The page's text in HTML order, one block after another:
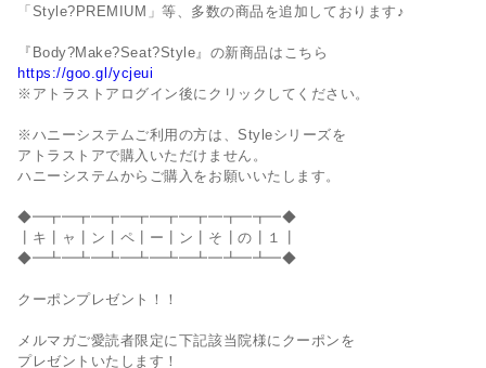
「Style?PREMIUM」等、多数の商品を追加しております♪
『Body?Make?Seat?Style』の新商品はこちら
https://goo.gl/ycjeui
※アトラストアログイン後にクリックしてください。
※ハニーシステムご利用の方は、Styleシリーズを
アトラストアで購入いただけません。
ハニーシステムからご購入をお願いいたします。
◆━┳━┳━┳━┳━┳━┳━┳━┳━◆
┃キ┃ャ┃ン┃ペ┃ー┃ン┃そ┃の┃１┃
◆━┻━┻━┻━┻━┻━┻━┻━┻━◆
クーポンプレゼント！！
メルマガご愛読者限定に下記該当院様にクーポンを
プレゼントいたします！